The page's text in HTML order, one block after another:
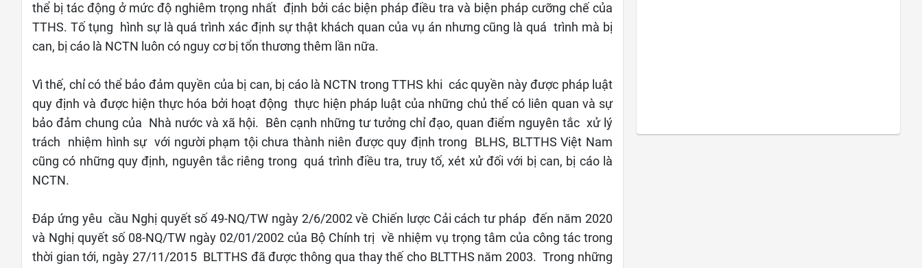
thể bị tác động ở mức độ nghiêm trọng nhất định bởi các biện pháp điều tra và biện pháp cưỡng chế của
TTHS. Tố tụng hình sự là quá trình xác định sự thật khách quan của vụ án nhưng cũng là quá trình mà bị
can, bị cáo là NCTN luôn có nguy cơ bị tổn thương thêm lần nữa.
Vì thế, chỉ có thể bảo đảm quyền của bị can, bị cáo là NCTN trong TTHS khi các quyền này được pháp luật
quy định và được hiện thực hóa bởi hoạt động thực hiện pháp luật của những chủ thể có liên quan và sự
bảo đảm chung của Nhà nước và xã hội. Bên cạnh những tư tưởng chỉ đạo, quan điểm nguyên tắc xử lý
trách nhiệm hình sự với người phạm tội chưa thành niên được quy định trong BLHS, BLTTHS Việt Nam
cũng có những quy định, nguyên tắc riêng trong quá trình điều tra, truy tố, xét xử đối với bị can, bị cáo là
NCTN.
Đáp ứng yêu cầu Nghị quyết số 49-NQ/TW ngày 2/6/2002 về Chiến lược Cải cách tư pháp đến năm 2020
và Nghị quyết số 08-NQ/TW ngày 02/01/2002 của Bộ Chính trị về nhiệm vụ trọng tâm của công tác trong
thời gian tới, ngày 27/11/2015 BLTTHS đã được thông qua thay thế cho BLTTHS năm 2003. Trong những